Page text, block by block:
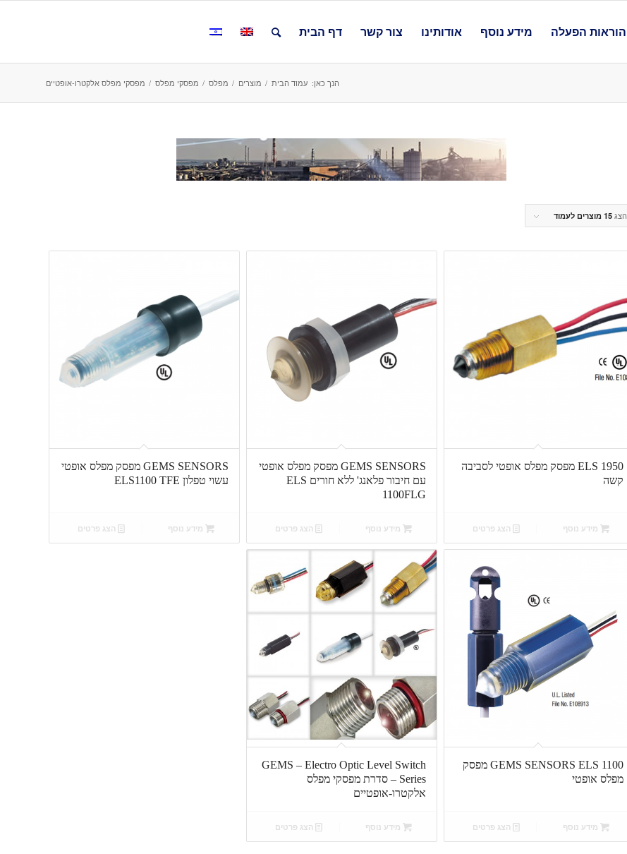
הוראות הפעלה מידע נוסף אודותינו צור קשר דף הבית
הנך כאן: עמוד הבית / מוצרים / מפלס / מפסקי מפלס / מפסקי מפלס אלקטרו-אופטיים
הצג 15 מוצרים לעמוד
ELS 1950 מפסק מפלס אופטי לסביבה
קשה
מידע נוסף הצג פרטים
GEMS SENSORS מפסק מפלס אופטי
עם חיבור פלאנג' ללא חורים ELS
1100FLG
מידע נוסף הצג פרטים
GEMS SENSORS מפסק מפלס אופטי
עשוי טפלון ELS1100 TFE
מידע נוסף הצג פרטים
GEMS SENSORS ELS 1100 מפסק
מפלס אופטי
מידע נוסף הצג פרטים
GEMS – Electro Optic Level Switch
Series – סדרת מפסקי מפלס
אלקטרו-אופטיים
מידע נוסף הצג פרטים